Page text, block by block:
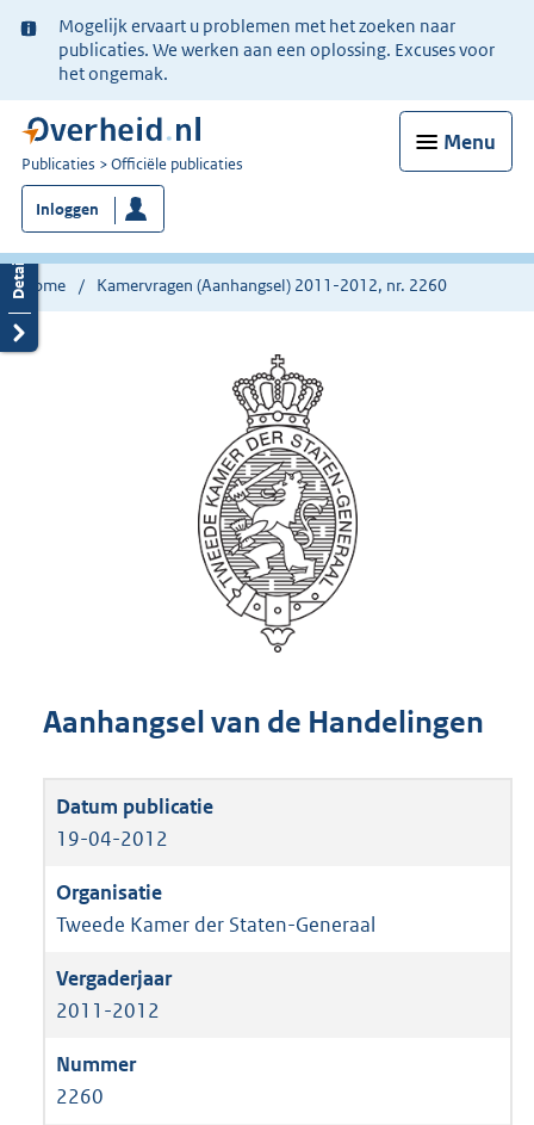
Ter
informatie:
Mogelijk ervaart u problemen met het zoeken naar
publicaties. We werken aan een oplossing. Excuses voor
het ongemak.
Menu
U
bent
nu
hier:
Publicaties Officiële publicaties
Inloggen
Home Kamervragen (Aanhangsel) 2011-2012, nr. 2260
Aanhangsel van de Handelingen
19-04-2012
Tweede Kamer der Staten-Generaal
2011-2012
2260